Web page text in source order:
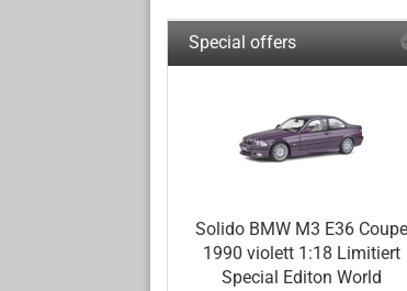
Special offers
Solido BMW M3 E36 Coupe
1990 violett 1:18 Limitiert
Special Editon World